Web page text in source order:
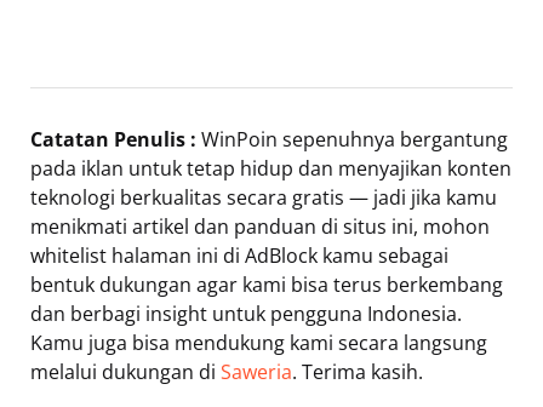
Catatan Penulis : WinPoin sepenuhnya bergantung
pada iklan untuk tetap hidup dan menyajikan konten
teknologi berkualitas secara gratis — jadi jika kamu
menikmati artikel dan panduan di situs ini, mohon
whitelist halaman ini di AdBlock kamu sebagai
bentuk dukungan agar kami bisa terus berkembang
dan berbagi insight untuk pengguna Indonesia.
Kamu juga bisa mendukung kami secara langsung
melalui dukungan di Saweria. Terima kasih.